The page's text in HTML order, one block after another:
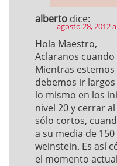
alberto dice:
agosto 28, 2012
Hola Maestro,
Aclaranos
Mientras
debemos ir largos
lo mismo en los
nivel 20 y cerrar
sólo cortos,
a su media de
weinstein. Es así
el momento